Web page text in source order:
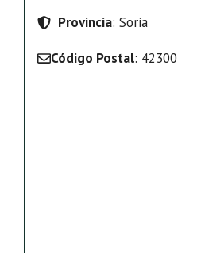
Provincia: Soria
Código Postal: 42300